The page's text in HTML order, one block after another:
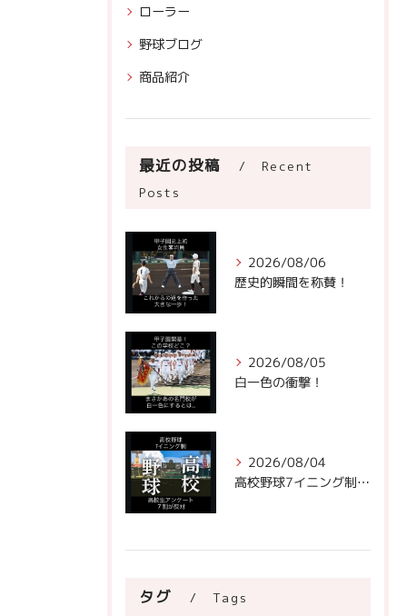
ローラー
野球ブログ
商品紹介
最近の投稿
Recent
Posts
2026/08/06
歴史的瞬間を称賛！
2026/08/05
白一色の衝撃！
2026/08/04
高校野球7イニング制への声。
タグ Tags